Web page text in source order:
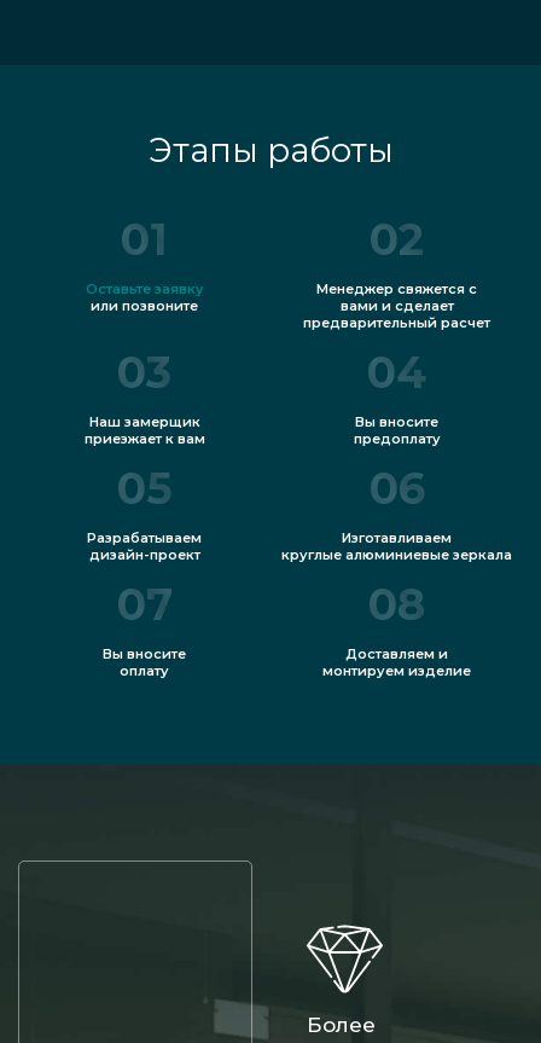
Этапы работы
01
Оставьте заявку
или позвоните
02
Менеджер свяжется с
вами и сделает
предварительный расчет
03
Наш замерщик
приезжает к вам
04
Вы вносите
предоплату
05
Разрабатываем
дизайн-проект
06
Изготавливаем
круглые алюминиевые зеркала
07
Вы вносите
оплату
08
Доставляем и
монтируем изделие
Более